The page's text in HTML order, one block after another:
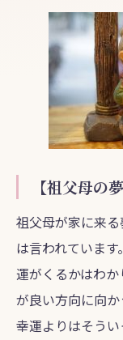
【祖父母の
祖父母が家に来
は言われていま
運がくるかはわ
が良い方向に向
幸運よりはそう